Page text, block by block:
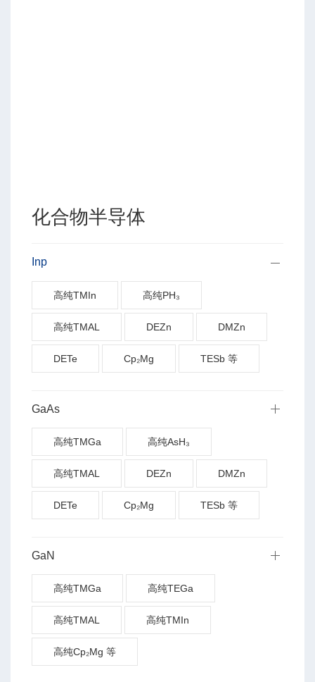
化合物半导体
Inp
高纯TMIn 高纯PH₃
高纯TMAL DEZn DMZn
DETe Cp₂Mg TESb 等
GaAs
高纯TMGa 高纯AsH₃
高纯TMAL DEZn DMZn
DETe Cp₂Mg TESb 等
GaN
高纯TMGa 高纯TEGa
高纯TMAL 高纯TMIn
高纯Cp₂Mg 等